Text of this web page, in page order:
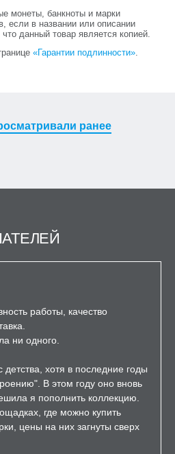
монеты, банкноты и марки
если в названии или описании
данный товар является копией.
«Гарантии подлинности».
ранее
работы, качество
ни одного.
хотя в последние годы
В этом году оно вновь
я пополнить коллекцию.
где можно купить
цены на них загнуты сверх